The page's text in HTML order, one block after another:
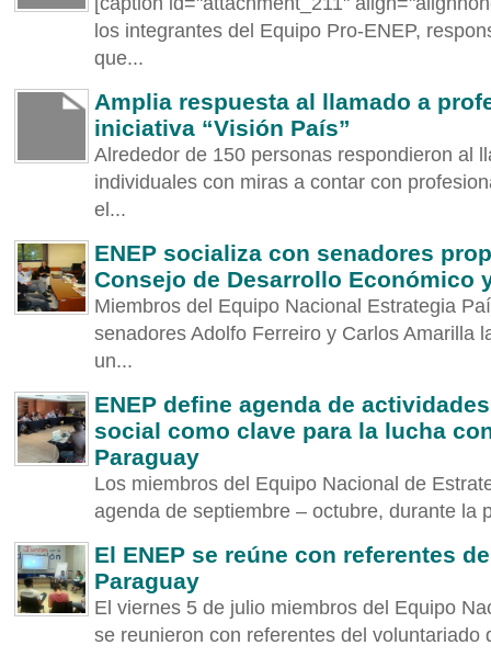
los integrantes del Equipo Pro-ENEP,
que...
Amplia respuesta al llamado a
iniciativa “Visión País”
Alrededor de 150 personas respondieron al
individuales con miras a contar con
el...
ENEP socializa con senadores
Consejo de Desarrollo Económico
Miembros del Equipo Nacional Estrategia
senadores Adolfo Ferreiro y Carlos Amarilla
un...
ENEP define agenda de
social como clave para la lucha
Paraguay
Los miembros del Equipo Nacional de
agenda de septiembre – octubre, durante la
El ENEP se reúne con referentes
Paraguay
El viernes 5 de julio miembros del Equipo
se reunieron con referentes del voluntariado